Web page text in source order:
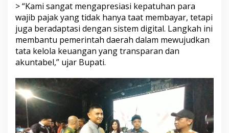
> “Kami sangat mengapresiasi kepatuhan para
wajib pajak yang tidak hanya taat membayar, tetapi
juga beradaptasi dengan sistem digital. Langkah ini
membantu pemerintah daerah dalam mewujudkan
tata kelola keuangan yang transparan dan
akuntabel,” ujar Bupati.